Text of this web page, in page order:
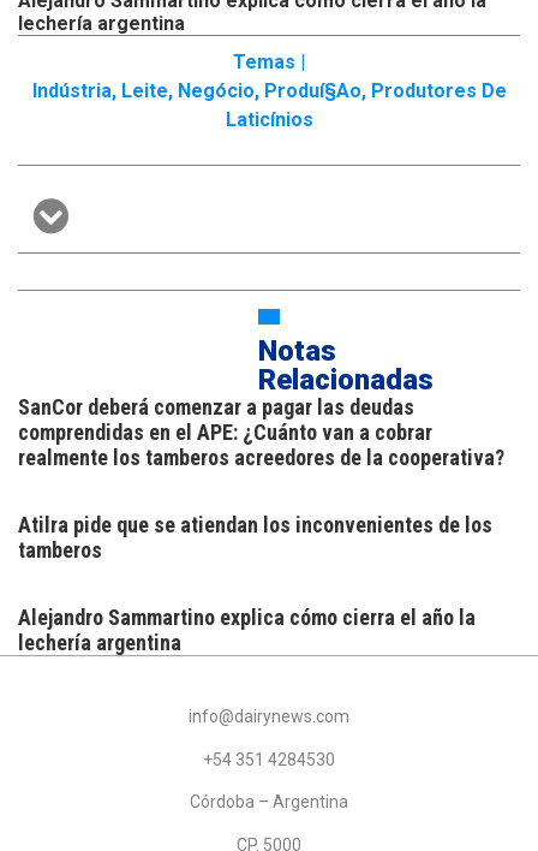
lechería argentina
Temas |
Indústria, Leite, Negócio, Produí§ao, Produtores De
Laticínios
Notas
Relacionadas
SanCor deberá comenzar a pagar las deudas
comprendidas en el APE: ¿Cuánto van a cobrar
realmente los tamberos acreedores de la cooperativa?
Atilra pide que se atiendan los inconvenientes de los
tamberos
Alejandro Sammartino explica cómo cierra el año la
lechería argentina
info@dairynews.com
+54 351 4284530
Córdoba – Argentina
CP. 5000